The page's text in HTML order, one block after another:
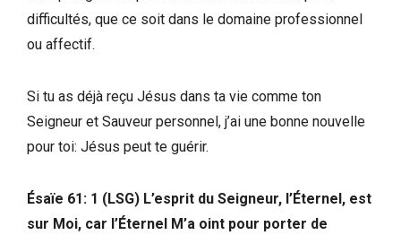
difficultés, que ce soit dans le domaine professionnel
ou affectif.
Si tu as déjà reçu Jésus dans ta vie comme ton
Seigneur et Sauveur personnel, j’ai une bonne nouvelle
pour toi: Jésus peut te guérir.
Ésaïe 61: 1 (LSG) L’esprit du Seigneur, l’Éternel, est
sur Moi, car l’Éternel M’a oint pour porter de